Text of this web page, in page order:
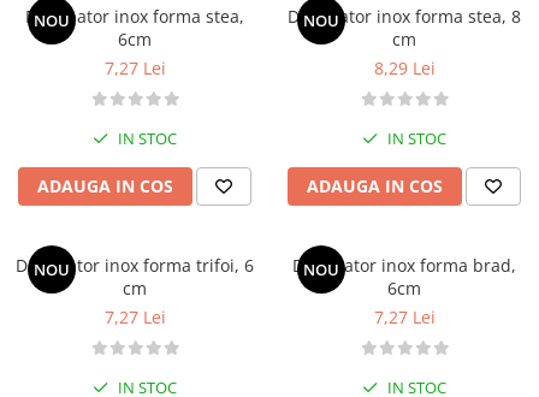
Cutite, Raschete
Diverse Ustensile de Lucru
Merdenele, Role, Decupatoare
Spatule, Teluri, Pensule
NOU
Decupator inox forma stea,
6cm
7,27 Lei
IN STOC
ADAUGA IN COS
NOU
Decupator inox forma stea, 8
cm
8,29 Lei
IN STOC
ADAUGA IN COS
NOU
Decupator inox forma trifoi, 6
cm
7,27 Lei
IN STOC
NOU
Decupator inox forma brad,
6cm
7,27 Lei
IN STOC